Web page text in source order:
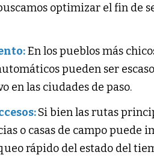
optimizar el fin de
En los pueblos más
pueden ser
en las ciudades de paso.
Si bien las rutas
o casas de campo
rápido del estado del